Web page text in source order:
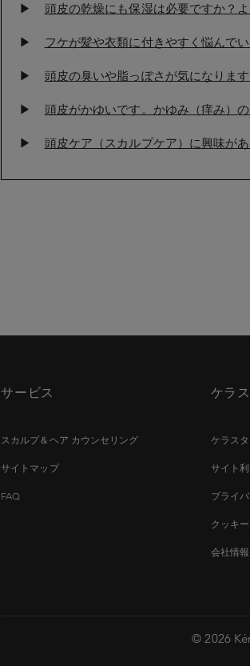
▶ 頭皮の乾燥にも保湿は必要ですか？
▶ フケが髪や衣類に付きやすく悩んで
▶ 頭皮の臭いや脂っぽさが気になりま
▶ 頭皮がかゆいです。かゆみ（痒み）
▶ 頭皮ケア（スカルプケア）に興味が
サービス
スカルプ＆ヘア カウンセリング
サイトマップ
FAQ
ケラ
ケラス
サイト
プライ
クッキ
会社情報
© 2026